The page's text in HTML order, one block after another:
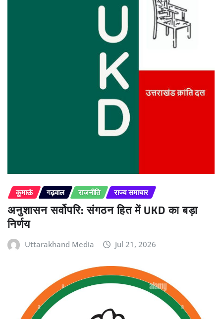
कुमाऊं गढ़वाल राजनीति राज्य समाचार
अनुशासन सर्वोपरि: संगठन हित में UKD का बड़ा
निर्णय
Uttarakhand Media Jul 21, 2026